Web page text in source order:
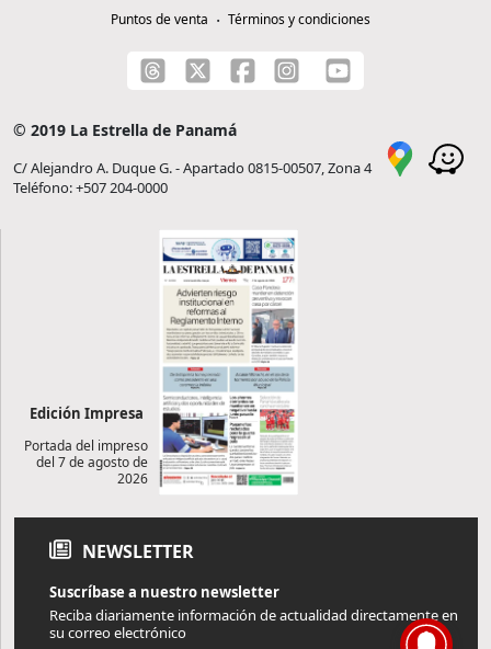
Puntos de venta
Términos y condiciones
© 2019 La Estrella de Panamá
C/ Alejandro A. Duque G. - Apartado 0815-00507, Zona 4
Teléfono: +507 204-0000
Edición Impresa
Portada del impreso
del 7 de agosto de
2026
NEWSLETTER
Suscríbase a nuestro newsletter
Reciba diariamente información de actualidad directamente en
su correo electrónico